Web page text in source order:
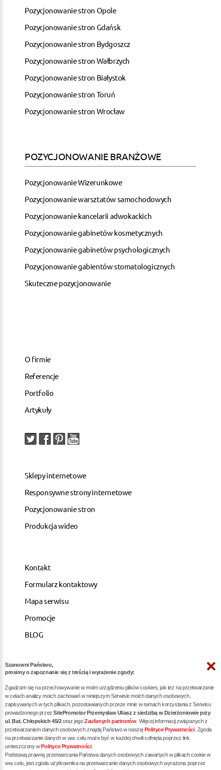
Pozycjonowanie stron Opole
Pozycjonowanie stron Gdańsk
Pozycjonowanie stron Bydgoszcz
Pozycjonowanie stron Wałbrzych
Pozycjonowanie stron Białystok
Pozycjonowanie stron Toruń
Pozycjonowanie stron Wrocław
POZYCJONOWANIE BRANŻOWE
Pozycjonowanie Wizerunkowe
Pozycjonowanie warsztatów samochodowych
Pozycjonowanie kancelarii adwokackich
Pozycjonowanie gabinetów kosmetycznych
Pozycjonowanie gabinetów psychologicznych
Pozycjonowanie gabientów stomatologicznych
Skuteczne pozycjonowanie
O firmie
Referencje
Portfolio
Artykuły
Sklepy internetowe
Responsywne strony internetowe
Pozycjonowanie stron
Produkcja wideo
Kontakt
Formularz kontaktowy
Mapa serwisu
Promocje
BLOG
ARTYKUŁY
Pozycjonowanie dla kancelarii notarialnych -
skuteczna promocja w internecie
Skuteczne Pozycjonowanie, Marketing internetowy i
Reklama dla Siłowni oraz Trenerów Personalnych
Pozycjonowanie / reklama dla dietetyka - zwiększ
liczbę pacjentów poprzez skuteczne SEO
Szanowni Państwo,
prosimy o zapoznanie się z treścią i wyrażenie zgody:
Zgadzam się na przechowywanie w moim urządzeniu plików cookies, jak też na przetwarzanie
w celach analizy moich zachowań w niniejszym Serwisie moich danych osobowych,
zapisywanych w tych plikach, pozostawianych przeze mnie w ramach korzystania z Serwisu
prowadzonego przezSitePromotor Przemysław Uliasz z siedzibą w Dzierżoniowie przy
ul. Bat. Chłopskich 45/2oraz jegoZaufanych partnerów. Więcej informacji związanych z
przetwarzaniem danych osobowych znajdą Państwo w naszej Polityce Prywatności. Zgoda
na przetwarzanie danych w ww. celu może być w każdej chwili cofnięta poprzez link
umieszczony wPolityce Prywatności.
Podstawą prawną przetwarzania Państwa danych osobowych zawartych w plikach cookie w
ww. celu, jest zgoda użytkownika na przetwarzanie danych osobowych wyrażona poprzez